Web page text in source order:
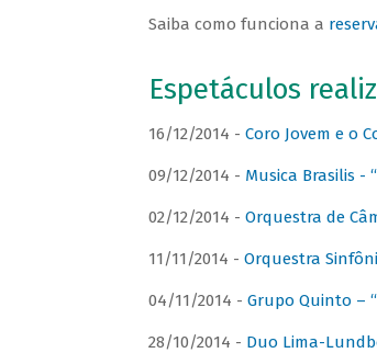
Saiba como funciona a
Espetáculos
16/12/2014 - Coro Jovem e o
09/12/2014 - Musica Brasilis -
02/12/2014 - Orquestra de
11/11/2014 - Orquestra
04/11/2014 - Grupo Quinto –
28/10/2014 - Duo Lima-